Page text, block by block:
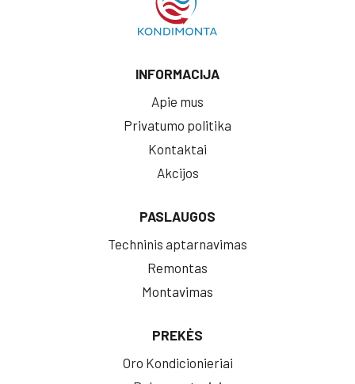
INFORMACIJA
Apie mus
Privatumo politika
Kontaktai
Akcijos
PASLAUGOS
Techninis aptarnavimas
Remontas
Montavimas
PREKĖS
Oro Kondicionieriai